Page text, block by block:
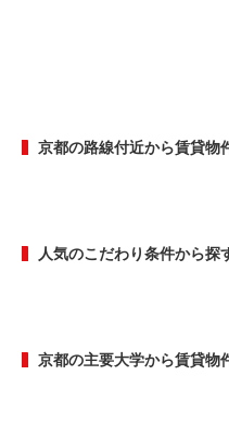
京都の路線付近から賃貸物
人気のこだわり条件から探
京都の主要大学から賃貸物